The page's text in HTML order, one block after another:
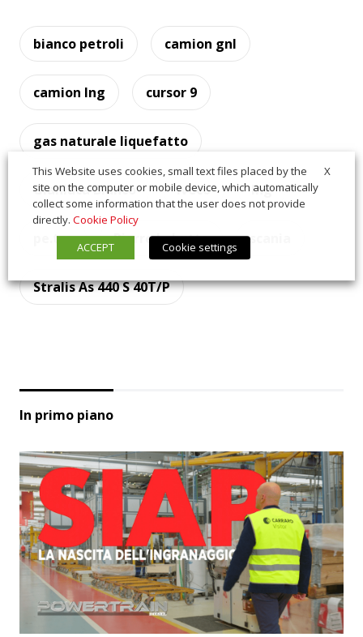
bianco petroli camion gnl
camion lng cursor 9
gas naturale liquefatto
Gianluca Bianco Iveco lng
pe.tra Pierre Lahutte scania
Stralis As 440 S 40T/P
In primo piano
X
This Website uses cookies, small text files placed by the
site on the computer or mobile device, which automatically
collect some information that the user does not provide
directly. Cookie Policy
ACCEPT
Cookie settings